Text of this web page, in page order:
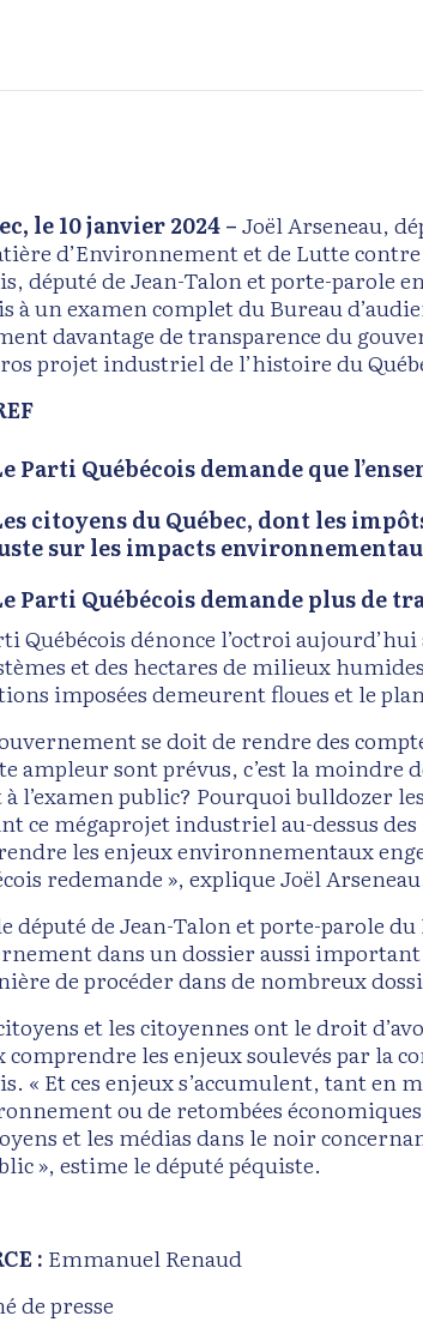
le 10 janvier 2024 –Joël Arseneau,
d’Environnement et de Lutte
député de Jean-Talon et porte-parole
à un examen complet du Bureau
davantage de transparence du
projet industriel de l’histoire du
Parti Québécois demande que
citoyens du Québec, dont les
sur les impacts
Parti Québécois demande plus de
Québécois dénonce l’octroi
et des hectares de milieux
imposées demeurent floues et le
se doit de rendre des
ampleur sont prévus, c’est la moindre
l’examen public? Pourquoi bulldozer
ce mégaprojet industriel au-dessus
les enjeux environnementaux
redemande », explique Joël
député de Jean-Talon et porte-parole
dans un dossier aussi important
de procéder dans de nombreux
et les citoyennes ont le droit
comprendre les enjeux soulevés par la
« Et ces enjeux s’accumulent, tant en
ou de retombées
et les médias dans le noir
», estime le député péquiste.
: Emmanuel Renaud
de presse